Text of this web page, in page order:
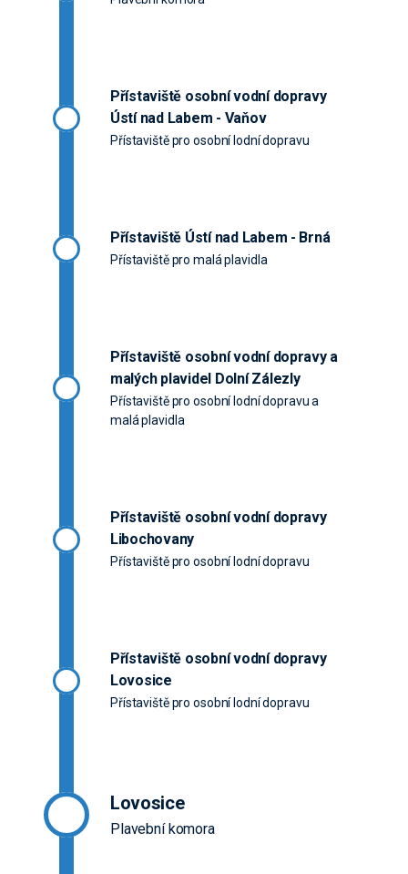
Přístaviště osobní vodní dopravy
Ústí nad Labem - Vaňov
Přístaviště pro osobní lodní dopravu
Přístaviště Ústí nad Labem - Brná
Přístaviště pro malá plavidla
Přístaviště osobní vodní dopravy a
malých plavidel Dolní Zálezly
Přístaviště pro osobní lodní dopravu a
malá plavidla
Přístaviště osobní vodní dopravy
Libochovany
Přístaviště pro osobní lodní dopravu
Přístaviště osobní vodní dopravy
Lovosice
Přístaviště pro osobní lodní dopravu
Lovosice
Plavební komora